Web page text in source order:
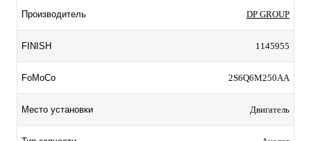
Производитель DP GROUP
FINISH 1145955
FoMoCo 2S6Q6M250AA
Место установки Двигатель